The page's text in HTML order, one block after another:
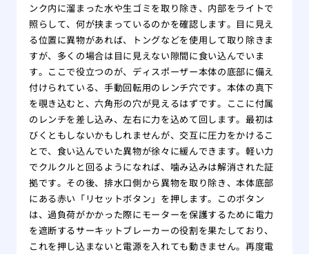
ンク内に溜まった水や生ゴミを取り除き、内部をライトで
照らして、何が挟まっているのかを確認します。目に見え
る位置に異物があれば、トングなどを使用して取り除きま
すが、多くの場合は目に見えない隙間に食い込んでいま
す。ここで役立つのが、ディスポーザー本体の底部に備え
付けられている、手動回転用のレンチ穴です。本体の真下
を覗き込むと、六角形の穴が見えるはずです。ここに付属
のレンチを差し込み、左右に力を込めて回します。最初は
びくともしないかもしれませんが、交互に圧力をかけるこ
とで、食い込んでいた異物が徐々に緩んできます。軽い力
でクルクルと回るようになれば、噛み込みは解消された証
拠です。その後、排水口側から異物を取り除き、本体底部
にある赤い「リセットボタン」を押します。このボタン
は、過負荷がかかった際にモーターを保護するために電力
を遮断するサーキットブレーカーの役割を果たしており、
これを押し込まないと電源を入れても動きません。再度電